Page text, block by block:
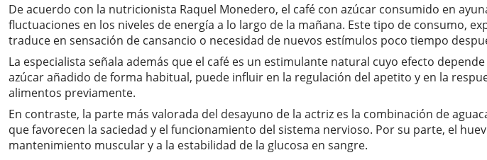
De acuerdo con la nutricionista Raquel Monedero, el café con azúcar consumido en
fluctuaciones en los niveles de energía a lo largo de la mañana. Este tipo de consumo,
traduce en sensación de cansancio o necesidad de nuevos estímulos poco tiempo
La especialista señala además que el café es un estimulante natural cuyo efecto
azúcar añadido de forma habitual, puede influir en la regulación del apetito y en la
alimentos previamente.
En contraste, la parte más valorada del desayuno de la actriz es la combinación de
que favorecen la saciedad y el funcionamiento del sistema nervioso. Por su parte, el
mantenimiento muscular y a la estabilidad de la glucosa en sangre.